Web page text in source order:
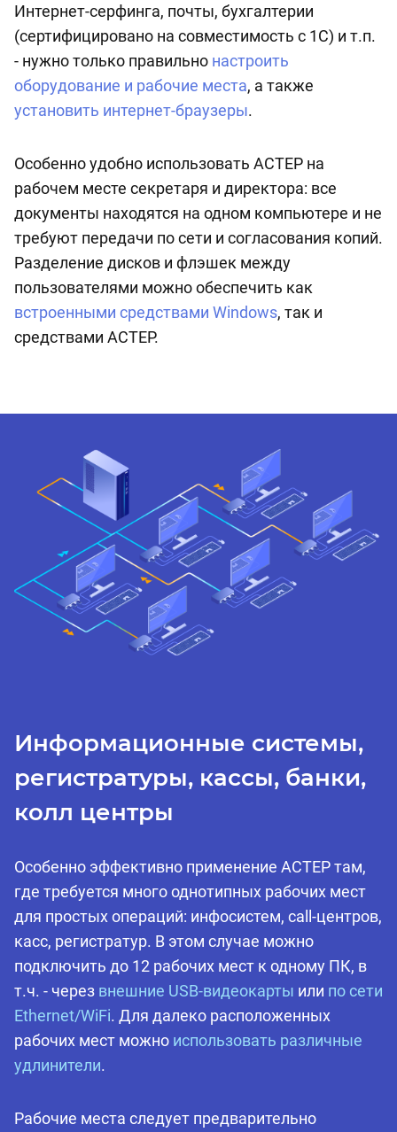
Интернет-серфинга, почты, бухгалтерии
(сертифицировано на совместимость с 1С) и т.п.
- нужно только правильно настроить
оборудование и рабочие места, а также
установить интернет-браузеры.
Особенно удобно использовать АСТЕР на
рабочем месте секретаря и директора: все
документы находятся на одном компьютере и не
требуют передачи по сети и согласования копий.
Разделение дисков и флэшек между
пользователями можно обеспечить как
встроенными средствами Windows, так и
средствами АСТЕР.
Информационные системы,
регистратуры, кассы, банки,
колл центры
Особенно эффективно применение АСТЕР там,
где требуется много однотипных рабочих мест
для простых операций: инфосистем, call-центров,
касс, регистратур. В этом случае можно
подключить до 12 рабочих мест к одному ПК, в
т.ч. - через внешние USB-видеокарты или по сети
Ethernet/WiFi. Для далеко расположенных
рабочих мест можно использовать различные
удлинители.
Рабочие места следует предварительно